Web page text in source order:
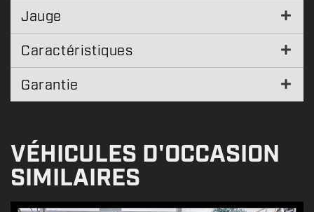
Jauge
Caractéristiques
Garantie
VÉHICULES D'OCCASION
SIMILAIRES